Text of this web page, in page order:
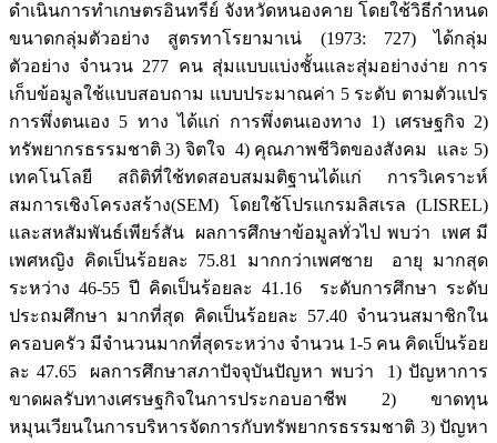
ดำเนินการทำเกษตรอินทรีย์ จังหวัดหนองคาย โดยใช้วิธีกำหนด
ขนาดกลุ่มตัวอย่าง สูตรทาโรยามาเน่ (1973: 727) ได้กลุ่ม
ตัวอย่าง จำนวน 277 คน สุ่มแบบแบ่งชั้นและสุ่มอย่างง่าย การ
เก็บข้อมูลใช้แบบสอบถาม แบบประมาณค่า 5 ระดับ ตามตัวแปร
การพึ่งตนเอง 5 ทาง ได้แก่ การพึ่งตนเองทาง 1) เศรษฐกิจ 2)
ทรัพยากรธรรมชาติ 3) จิตใจ 4) คุณภาพชีวิตของสังคม และ 5)
เทคโนโลยี สถิติที่ใช้ทดสอบสมมติฐานได้แก่ การวิเคราะห์
สมการเชิงโครงสร้าง(SEM) โดยใช้โปรแกรมลิสเรล (LISREL)
และสหสัมพันธ์เพียร์สัน ผลการศึกษาข้อมูลทั่วไป พบว่า เพศ มี
เพศหญิง คิดเป็นร้อยละ 75.81 มากกว่าเพศชาย อายุ มากสุด
ระหว่าง 46-55 ปี คิดเป็นร้อยละ 41.16 ระดับการศึกษา ระดับ
ประถมศึกษา มากที่สุด คิดเป็นร้อยละ 57.40 จำนวนสมาชิกใน
ครอบครัว มีจำนวนมากที่สุดระหว่าง จำนวน 1-5 คน คิดเป็นร้อย
ละ 47.65 ผลการศึกษาสภาปัจจุบันปัญหา พบว่า 1) ปัญหาการ
ขาดผลรับทางเศรษฐกิจในการประกอบอาชีพ 2) ขาดทุน
หมุนเวียนในการบริหารจัดการกับทรัพยากรธรรมชาติ 3) ปัญหา